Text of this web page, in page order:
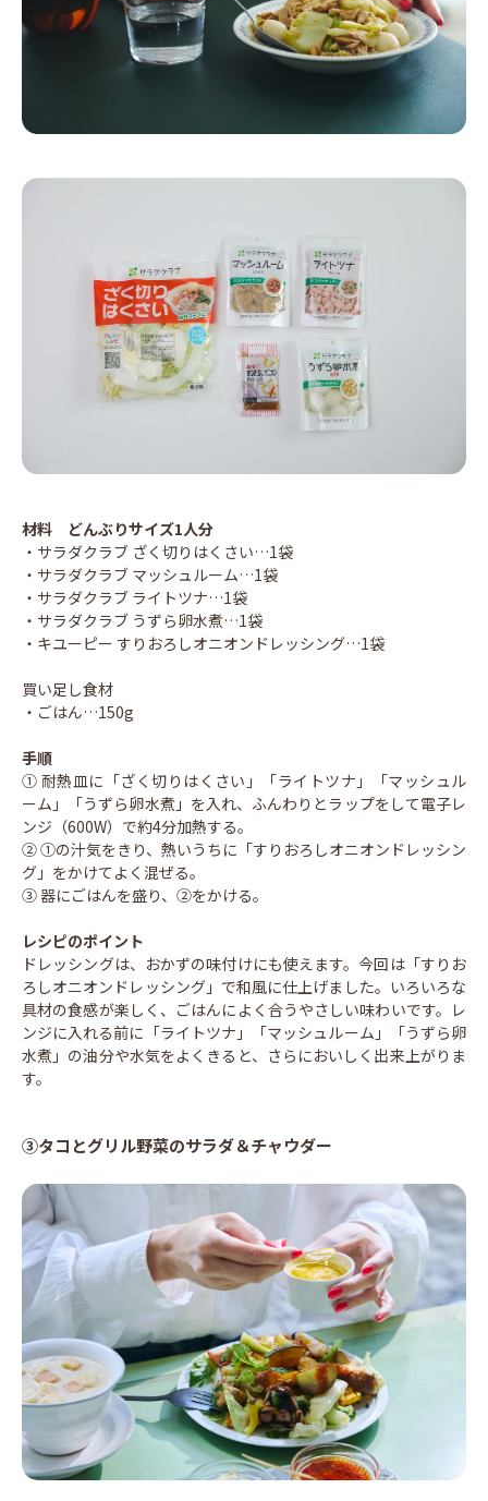
材料 どんぶりサイズ1人分
・サラダクラブ ざく切りはくさい…1袋
・サラダクラブ マッシュルーム…1袋
・サラダクラブ ライトツナ…1袋
・サラダクラブ うずら卵水煮…1袋
・キユーピー すりおろしオニオンドレッシング…1袋
買い足し食材
・ごはん…150g
手順
① 耐熱皿に「ざく切りはくさい」「ライトツナ」「マッシュル
ーム」「うずら卵水煮」を入れ、ふんわりとラップをして電子レ
ンジ（600W）で約4分加熱する。
② ①の汁気をきり、熱いうちに「すりおろしオニオンドレッシン
グ」をかけてよく混ぜる。
③ 器にごはんを盛り、②をかける。
レシピのポイント
ドレッシングは、おかずの味付けにも使えます。今回は「すりお
ろしオニオンドレッシング」で和風に仕上げました。いろいろな
具材の食感が楽しく、ごはんによく合うやさしい味わいです。レ
ンジに入れる前に「ライトツナ」「マッシュルーム」「うずら卵
水煮」の油分や水気をよくきると、さらにおいしく出来上がりま
す。
③タコとグリル野菜のサラダ＆チャウダー